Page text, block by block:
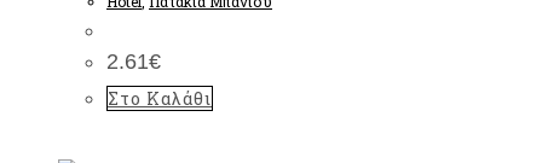
2.61€
Στο Καλάθι